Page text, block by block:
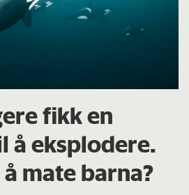
fikk en
å eksplodere.
mate barna?